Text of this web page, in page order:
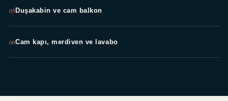
05Duşakabin ve cam balkon
06Cam kapı, merdiven ve lavabo